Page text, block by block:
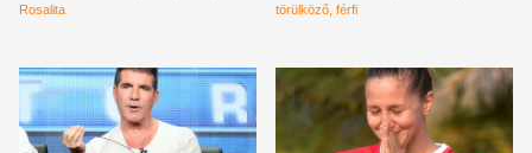
Rosalita
törülköző férfi